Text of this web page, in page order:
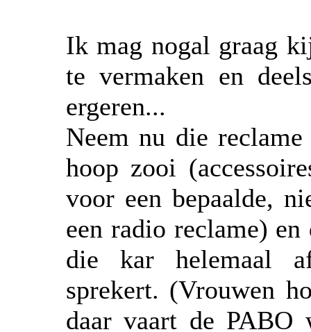
Ik mag nogal graag
te vermaken en
ergeren...
Neem nu die
hoop zooi
voor een bepaalde,
een radio reclame)
die kar helemaal
sprekert. (Vrouwen
daar vaart de